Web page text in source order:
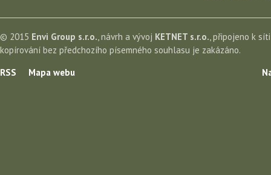
© 2015 Envi Group s.r.o. , návrh a vývoj KETNET s.r.o. , připojeno k
kopírování bez předchozího písemného souhlasu je zakázáno.
RSS
Mapa webu